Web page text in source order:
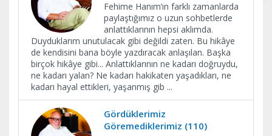
Fehime Hanım’ın farklı zamanlarda
paylaştığımız o uzun sohbetlerde
anlattıklarının hepsi aklımda.
Duyduklarım unutulacak gibi değildi zaten. Bu hikâye
de kendisini bana böyle yazdıracak anlaşılan. Başka
birçok hikâye gibi... Anlattıklarının ne kadarı doğruydu,
ne kadarı yalan? Ne kadarı hakikaten yaşadıkları, ne
kadarı hayal ettikleri, yaşanmış gib ...
Gördüklerimiz
Göremediklerimiz (110)